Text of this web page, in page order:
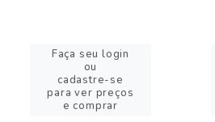
Faça seu login
ou
cadastre-se
para ver preços
e comprar